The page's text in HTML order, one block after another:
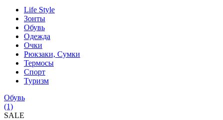
Life Style
Зонты
Обувь
Одежда
Очки
Рюкзаки, Сумки
Термосы
Спорт
Туризм
Обувь
(1)
SALE